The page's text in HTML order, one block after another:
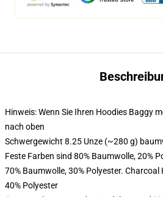
Hinweis: Wenn Sie Ihren Hoodies Baggy
nach oben
Schwergewicht 8.25 Unze (~280 g)
Feste Farben sind 80% Baumwolle, 20%
70% Baumwolle, 30% Polyester.
40% Polyester